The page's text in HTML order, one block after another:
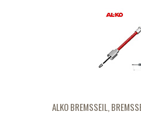
ALKO BREMSSEIL,